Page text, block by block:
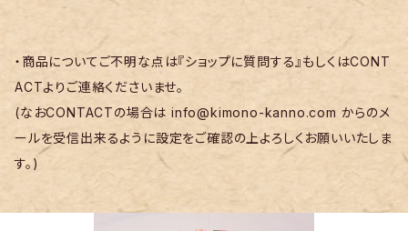
・商品についてご不明な点は『ショップに質問する』もしくはCONT
ACTよりご連絡くださいませ。
(なおCONTACTの場合はinfo@kimono-kanno.com からのメ
ールを受信出来るように設定をご確認の上よろしくお願いいたしま
す。)